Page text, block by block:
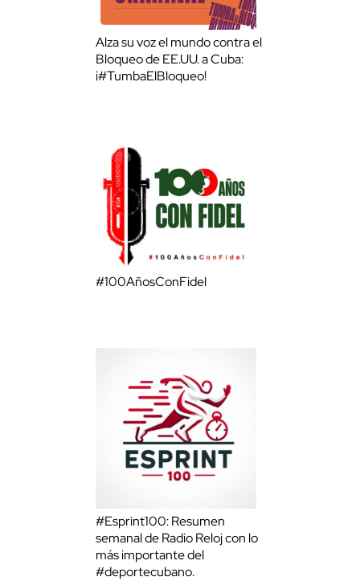
Alza su voz el mundo contra el
Bloqueo de EE.UU. a Cuba:
¡#TumbaElBloqueo!
#100AñosConFidel
#Esprint100: Resumen
semanal de Radio Reloj con lo
más importante del
#deportecubano.